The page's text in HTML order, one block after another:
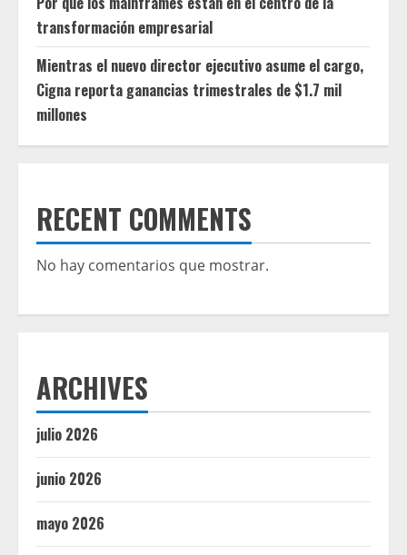
transformación empresarial
Mientras el nuevo director ejecutivo asume el cargo,
Cigna reporta ganancias trimestrales de $1.7 mil
millones
RECENT COMMENTS
No hay comentarios que mostrar.
ARCHIVES
julio 2026
junio 2026
mayo 2026